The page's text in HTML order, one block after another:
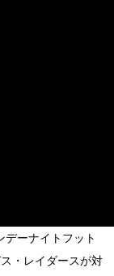
デーナイトフット
・レイダースが対